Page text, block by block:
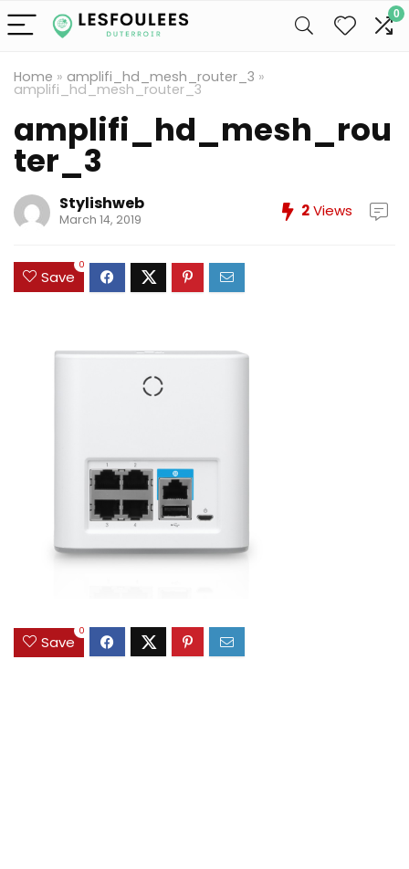
0
Home » amplifi_hd_mesh_router_3 »
amplifi_hd_mesh_router_3
amplifi_hd_mesh_rou
ter_3
Stylishweb
March 14, 2019 2Views
Save
0
Save
0